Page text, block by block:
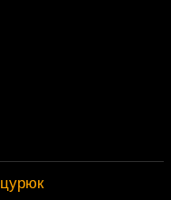
цурюк